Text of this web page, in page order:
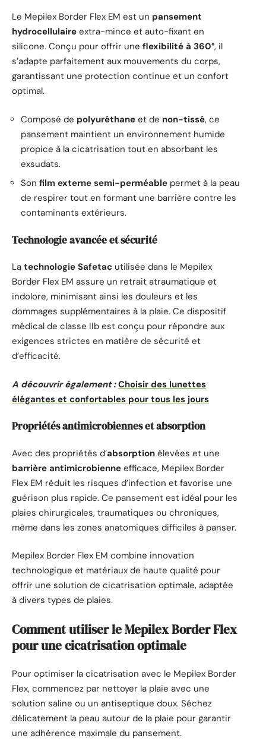
Le Mepilex Border Flex EM est un pansement
hydrocellulaire extra-mince et auto-fixant en
silicone. Conçu pour offrir une flexibilité à 360°, il
s’adapte parfaitement aux mouvements du corps,
garantissant une protection continue et un confort
optimal.
Composé de polyuréthane et de non-tissé, ce
pansement maintient un environnement humide
propice à la cicatrisation tout en absorbant les
exsudats.
Son film externe semi-perméable permet à la peau
de respirer tout en formant une barrière contre les
contaminants extérieurs.
Technologie avancée et sécurité
La technologie Safetac utilisée dans le Mepilex
Border Flex EM assure un retrait atraumatique et
indolore, minimisant ainsi les douleurs et les
dommages supplémentaires à la plaie. Ce dispositif
médical de classe IIb est conçu pour répondre aux
exigences strictes en matière de sécurité et
d’efficacité.
A découvrir également : Choisir des lunettes
élégantes et confortables pour tous les jours
Propriétés antimicrobiennes et absorption
Avec des propriétés d’absorption élevées et une
barrière antimicrobienne efficace, Mepilex Border
Flex EM réduit les risques d’infection et favorise une
guérison plus rapide. Ce pansement est idéal pour les
plaies chirurgicales, traumatiques ou chroniques,
même dans les zones anatomiques difficiles à panser.
Mepilex Border Flex EM combine innovation
technologique et matériaux de haute qualité pour
offrir une solution de cicatrisation optimale, adaptée
à divers types de plaies.
Comment utiliser le Mepilex Border Flex
pour une cicatrisation optimale
Pour optimiser la cicatrisation avec le Mepilex Border
Flex, commencez par nettoyer la plaie avec une
solution saline ou un antiseptique doux. Séchez
délicatement la peau autour de la plaie pour garantir
une adhérence maximale du pansement.